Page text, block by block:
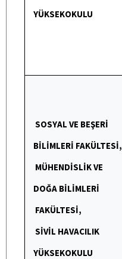
YÜKSEKOKULU
SOSYAL VE BEŞERİ
BİLİMLERİ FAKÜLTESİ,
MÜHENDİSLİK VE
DOĞA BİLİMLERİ
FAKÜLTESİ,
SİVİL HAVACILIK
YÜKSEKOKULU